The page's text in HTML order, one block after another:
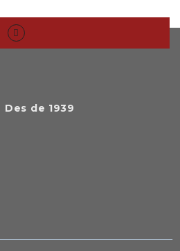
Des de 1939